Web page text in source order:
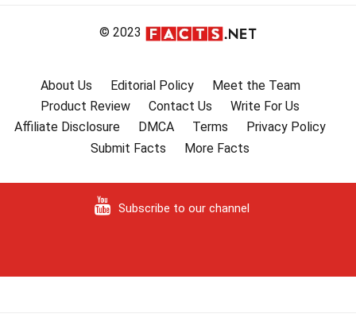
© 2023
About Us Editorial Policy
Meet the Team
Product Review
Contact Us
Write For Us
Affiliate Disclosure
DMCA Terms
Privacy Policy
Submit Facts
More Facts
Subscribe to our channel